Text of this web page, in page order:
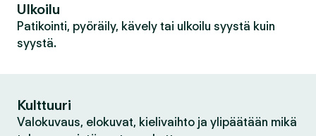
Ulkoilu
Patikointi, pyöräily, kävely tai ulkoilu syystä kuin
syystä.
Kulttuuri
Valokuvaus, elokuvat, kielivaihto ja ylipäätään mikä